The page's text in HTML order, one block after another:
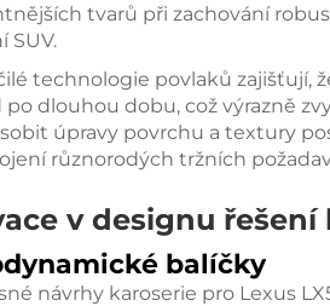
tvarů při zachování
SUV.
technologie povlaků zajišťují,
po dlouhou dobu, což výrazně
úpravy povrchu a textury
různorodých tržních
v designu řešení
balíčky
návrhy karoserie pro Lexus